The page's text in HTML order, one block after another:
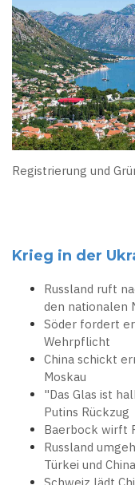
Registrierung und
Krieg in der
Russland ruft
den nationalen
Söder fordert
Wehrpflicht
China schickt
Moskau
"Das Glas ist
Putins Rückzug
Baerbock wirft
Russland
Türkei und China